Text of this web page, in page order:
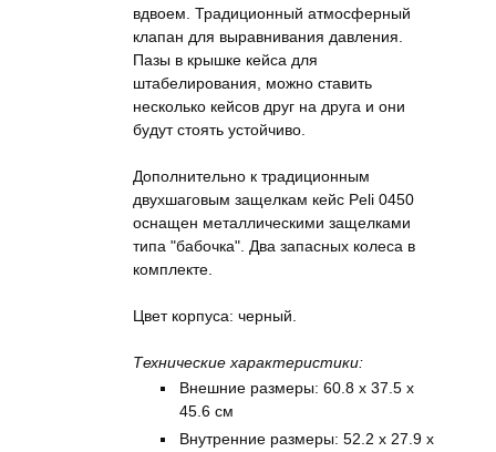
вдвоем. Традиционный атмосферный
клапан для выравнивания давления.
Пазы в крышке кейса для
штабелирования, можно ставить
несколько кейсов друг на друга и они
будут стоять устойчиво.
Дополнительно к традиционным
двухшаговым защелкам кейс Peli 0450
оснащен металлическими защелками
типа "бабочка". Два запасных колеса в
комплекте.
Цвет корпуса: черный.
Технические характеристики:
Внешние размеры: 60.8 x 37.5 x
45.6 см
Внутренние размеры: 52.2 x 27.9 x